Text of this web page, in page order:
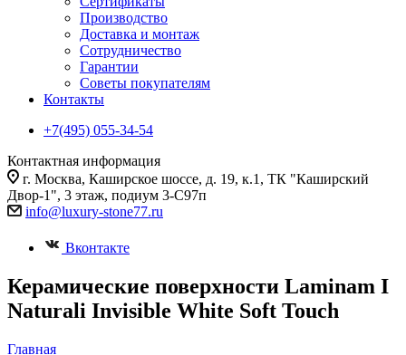
Производство
Доставка и монтаж
Сотрудничество
Гарантии
Советы покупателям
Контакты
+7(495) 055-34-54
Контактная информация
г. Москва, Каширское шоссе, д. 19, к.1, ТК "Каширский
Двор-1", 3 этаж, подиум 3-С97п
info@luxury-stone77.ru
Вконтакте
Керамические поверхности Laminam I
Naturali Invisible White Soft Touch
Главная